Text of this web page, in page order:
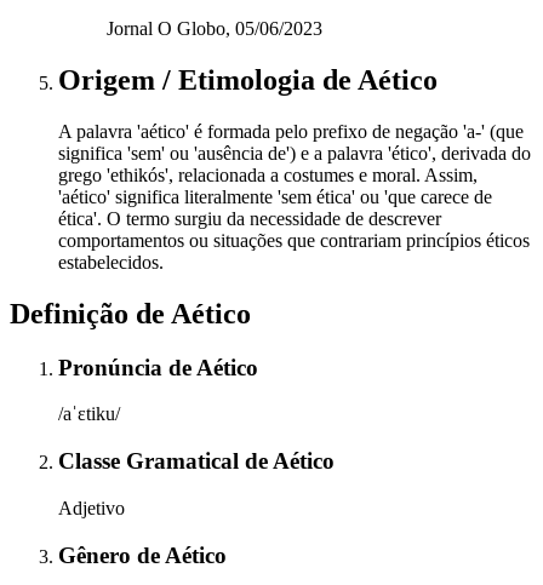
Jornal O Globo, 05/06/2023
Origem / Etimologia de Aético
A palavra 'aético' é formada pelo prefixo de negação 'a-' (que
significa 'sem' ou 'ausência de') e a palavra 'ético', derivada do
grego 'ethikós', relacionada a costumes e moral. Assim,
'aético' significa literalmente 'sem ética' ou 'que carece de
ética'. O termo surgiu da necessidade de descrever
comportamentos ou situações que contrariam princípios éticos
estabelecidos.
Definição de Aético
Pronúncia de Aético
/aˈɛtiku/
Classe Gramatical de Aético
Adjetivo
Gênero de Aético